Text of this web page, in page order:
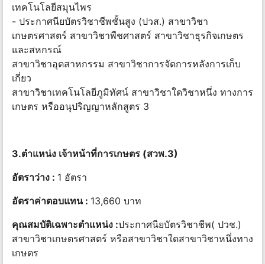
เทคโนโลยีสมุนไพร
- ประกาศนียบัตรวิชาชีพชั้นสูง (ปวส.) สาขาวิชา
เกษตรศาสตร์ สาขาวิชาพืชศาสตร์ สาขาวิชาธุรกิจเกษตร
และสหกรณ์
สาขาวิชาอุตสาหกรรม สาขาวิชาการจัดการหลังการเก็บ
เกี่ยว
สาขาวิชาเทคโนโลยีภูมิทัศน์ สาขาวิชาใดวิชาหนึ่ง ทางการ
เกษตร หรืออนุปริญญาหลักสูตร 3
3.ตำแหน่ง เจ้าหน้าที่การเกษตร (สวพ.3)
อัตราว่าง : 1 อัตรา
อัตราค่าตอบแทน : 13,660 บาท
คุณสมบัติเฉพาะตำแหน่ง :ประกาศนียบัตรวิชาชีพ( ปวช.)
สาขาวิชาเกษตรศาสตร์ หรือสาขาวิชาใดสาขาวิชาหนึ่งทาง
เกษตร